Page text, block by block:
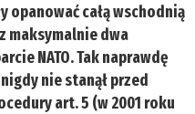
opanować całą wschodnią
maksymalnie dwa
NATO. Tak naprawdę
nie stanął przed
art. 5 (w 2001 roku